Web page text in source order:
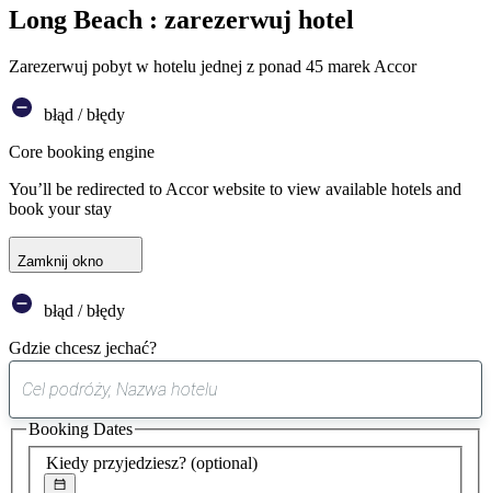
Long Beach : zarezerwuj hotel
Zarezerwuj pobyt w hotelu jednej z ponad 45 marek Accor
błąd / błędy
Core booking engine
You’ll be redirected to Accor website to view available hotels and
book your stay
Zamknij okno
błąd / błędy
Gdzie chcesz jechać?
sugestia
została
znaleziona
Kiedy przyjedziesz? (optional)
Booking Dates